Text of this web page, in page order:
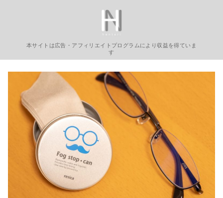
ツ
本サイトは広告・アフィリエイトプログラムにより収益を得ていま
す